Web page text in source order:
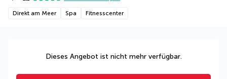
Direkt am Meer Spa Fitnesscenter
Dieses Angebot ist nicht mehr verfügbar.